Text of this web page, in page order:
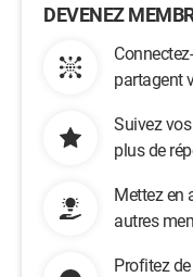
DEVENEZ
partagent
Suivez
plus de
Mettez en
autres
Profitez